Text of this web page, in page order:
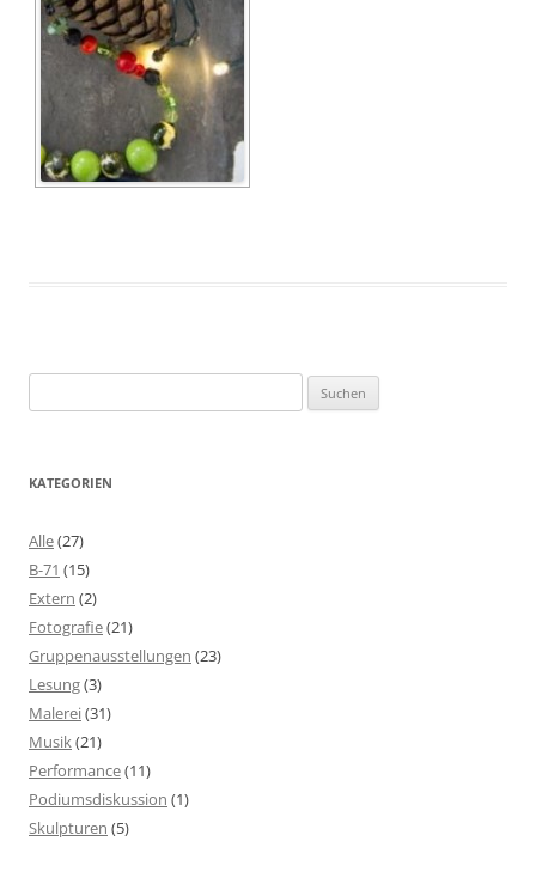
nach:
KATEGORIEN
Alle(27)
B-71 (15)
Extern (2)
Fotografie(21)
Gruppenausstellungen (23)
Lesung(3)
Malerei(31)
Musik(21)
Performance(11)
Podiumsdiskussion (1)
Skulpturen (5)